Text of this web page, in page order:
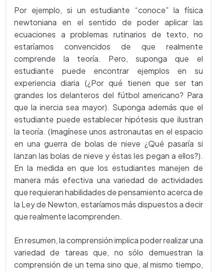
Por ejemplo, si un estudiante “conoce” la física
newtoniana en el sentido de poder aplicar las
ecuaciones a problemas rutinarios de texto, no
estaríamos convencidos de que realmente
comprende la teoría. Pero, suponga que el
estudiante puede encontrar ejemplos en su
experiencia diaria (¿Por qué tienen que ser tan
grandes los delanteros del fútbol americano? Para
que la inercia sea mayor). Suponga además que el
estudiante puede establecer hipótesis que ilustran
la teoría. (Imagínese unos astronautas en el espacio
en una guerra de bolas de nieve ¿Qué pasaría si
lanzan las bolas de nieve y éstas les pegan a ellos?).
En la medida en que los estudiantes manejen de
manera más efectiva una variedad de actividades
que requieran habilidades de pensamiento acerca de
la Ley de Newton, estaríamos más dispuestos a decir
que realmente lacomprenden.
En resumen, la comprensión implica poder realizar una
variedad de tareas que, no sólo demuestran la
comprensión de un tema sino que, al mismo tiempo,